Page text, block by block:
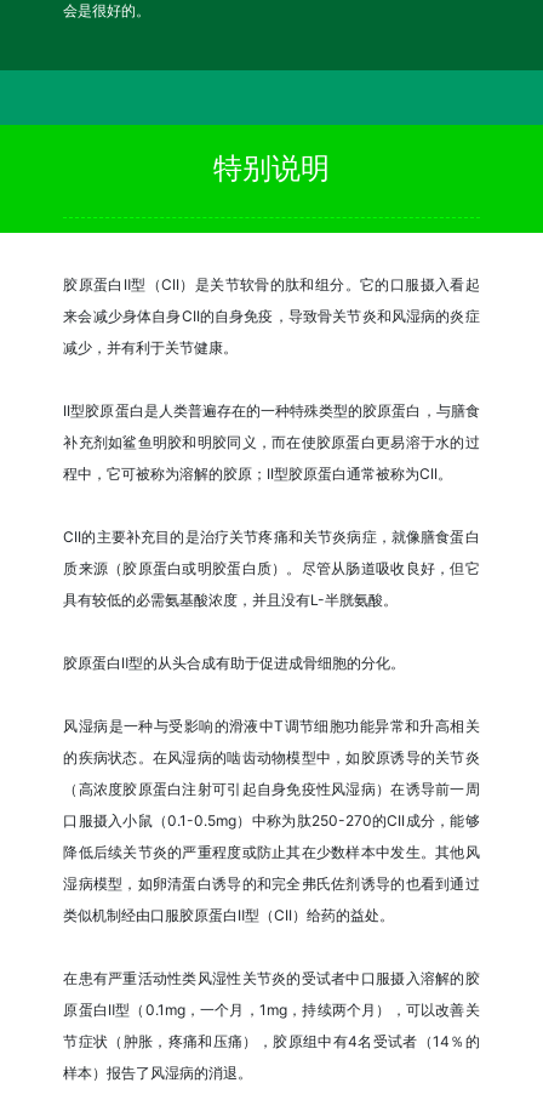
会是很好的。
特别说明
胶原蛋白Ⅱ型（CII）是关节软骨的肽和组分。它的口服摄入看起
来会减少身体自身CII的自身免疫，导致骨关节炎和风湿病的炎症
减少，并有利于关节健康。
II型胶原蛋白是人类普遍存在的一种特殊类型的胶原蛋白，与膳食
补充剂如鲨鱼明胶和明胶同义，而在使胶原蛋白更易溶于水的过
程中，它可被称为溶解的胶原；II型胶原蛋白通常被称为CII。
CII的主要补充目的是治疗关节疼痛和关节炎病症，就像膳食蛋白
质来源（胶原蛋白或明胶蛋白质）。尽管从肠道吸收良好，但它
具有较低的必需氨基酸浓度，并且没有L-半胱氨酸。
胶原蛋白Ⅱ型的从头合成有助于促进成骨细胞的分化。
风湿病是一种与受影响的滑液中T调节细胞功能异常和升高相关
的疾病状态。在风湿病的啮齿动物模型中，如胶原诱导的关节炎
（高浓度胶原蛋白注射可引起自身免疫性风湿病）在诱导前一周
口服摄入小鼠（0.1-0.5mg）中称为肽250-270的CII成分，能够
降低后续关节炎的严重程度或防止其在少数样本中发生。其他风
湿病模型，如卵清蛋白诱导的和完全弗氏佐剂诱导的也看到通过
类似机制经由口服胶原蛋白Ⅱ型（CII）给药的益处。
在患有严重活动性类风湿性关节炎的受试者中口服摄入溶解的胶
原蛋白Ⅱ型（0.1mg，一个月，1mg，持续两个月），可以改善关
节症状（肿胀，疼痛和压痛），胶原组中有4名受试者（14％的
样本）报告了风湿病的消退。